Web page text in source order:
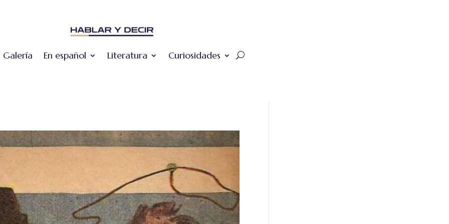
Galería En español Literatura Curiosidades